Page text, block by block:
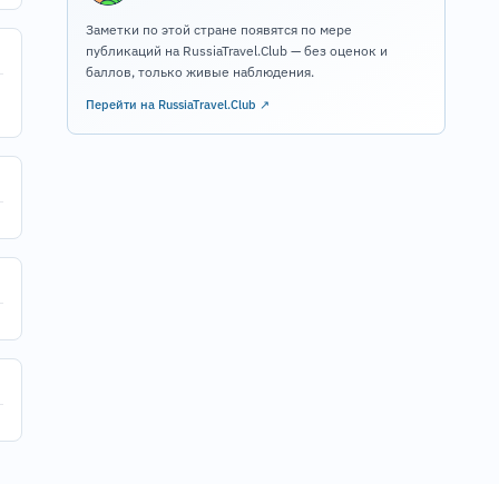
Заметки по этой стране появятся по мере
публикаций на RussiaTravel.Club — без оценок и
баллов, только живые наблюдения.
Перейти на RussiaTravel.Club ↗